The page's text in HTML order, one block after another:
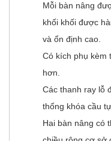
Mỗi bàn nâng
khối khối được
và ổn định cao.
Có kích phụ kèm
hơn.
Các thanh ray lỗ
thống khóa cầu
Hai bàn nâng có